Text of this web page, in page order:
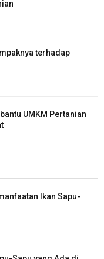
terhadap
UMKM Pertanian
Ikan Sapu-